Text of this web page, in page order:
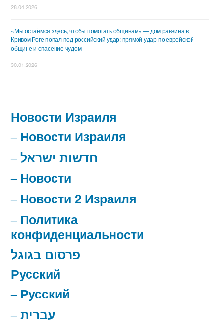
28.04.2026
«Мы остаёмся здесь, чтобы помогать общинам» — дом раввина в
Кривом Роге попал под российский удар: прямой удар по еврейской
общине и спасение чудом
30.01.2026
Новости Израиля
Новости Израиля
חדשות ישראל
Новости
Новости 2 Израиля
Политика
конфиденциальности
פרסום בגוגל
Русский
Русский
עברית